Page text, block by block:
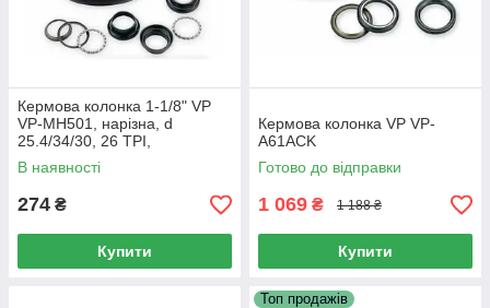
Кермова колонка 1-1/8" VP
VP-MH501, нарізна, d
25.4/34/30, 26 TPI,
підшипники сепараторні,
сталева
В наявності
274 ₴
Купити
Кермова колонка VP VP-
A61ACK
Готово до відправки
1 069 ₴ 1 188 ₴
Купити
Топ продажів